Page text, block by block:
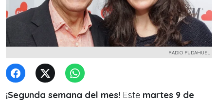
RADIO PUDAHUEL
¡Segunda semana del mes! Este martes 9 de